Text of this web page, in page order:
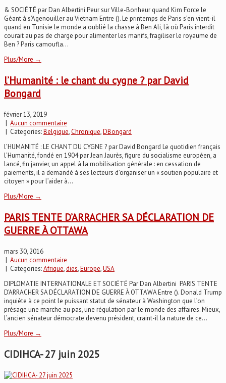
& SOCIÉTÉ par Dan Albertini Peur sur Ville-Bonheur quand Kim Force le
Géant à s’Agenouiller au Vietnam Entre (). Le printemps de Paris s’en vient-il
quand en Tunisie le monde a oublié la chasse à Ben Ali, là où Paris interdit
courait au pas de charge pour alimenter les manifs, fragiliser le royaume de
Ben ? Paris camoufla...
Plus/More →
l’Humanité : le chant du cygne ? par David
Bongard
février 13, 2019
| Aucun commentaire
| Categories:Belgique,Chronique,DBongard
l’HUMANITÉ : LE CHANT DU CYGNE ? par David Bongard Le quotidien français
l’Humanité, fondé en 1904 par Jean Jaurès, figure du socialisme européen, a
lancé, fin janvier, un appel à la mobilisation générale : en cessation de
paiements, il a demandé à ses lecteurs d’organiser un « soutien populaire et
citoyen » pour l’aider à...
Plus/More →
PARIS TENTE D’ARRACHER SA DÉCLARATION DE
GUERRE À OTTAWA
mars 30, 2016
| Aucun commentaire
| Categories:Afrique,dies,Europe,USA
DIPLOMATIE INTERNATIONALE ET SOCIÉTÉ Par Dan Albertini PARIS TENTE
D’ARRACHER SA DÉCLARATION DE GUERRE À OTTAWA Entre (). Donald Trump
inquiète à ce point le puissant statut de sénateur à Washington que l’on
présage une marche au pas, une régulation par le monde des affaires. Mieux,
l’ancien sénateur démocrate devenu président, craint-il la nature de ce...
Plus/More →
CIDIHCA- 27 juin 2025